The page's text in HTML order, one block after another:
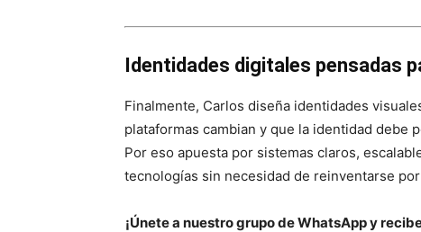
Identidades digitales pensadas
Finalmente, Carlos diseña identidades
plataformas cambian y que la identidad debe
Por eso apuesta por sistemas claros,
tecnologías sin necesidad de reinventarse
¡Únete a nuestro grupo de WhatsApp y